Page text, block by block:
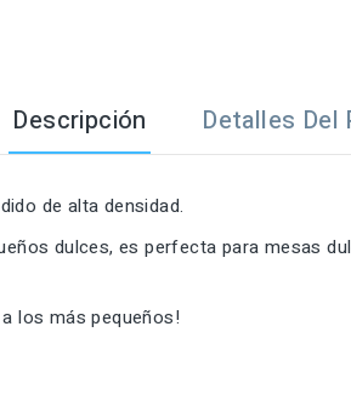
Descripción Detalles Del
de alta densidad.
dulces, es perfecta para mesas
los más pequeños!